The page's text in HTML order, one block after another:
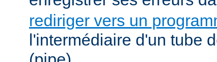
rediriger vers un
l'intermédiaire d'un tube